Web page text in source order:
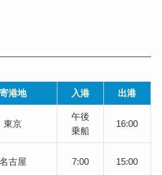
寄港地 入港 出港
東京
午後
乗船
16:00
名古屋 7:00 15:00